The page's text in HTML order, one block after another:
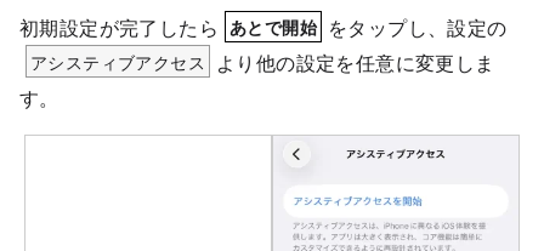
初期設定が完了したら あとで開始 をタップし、設定の
アシスティブアクセス
より他の設定を任意に変更しま
す。